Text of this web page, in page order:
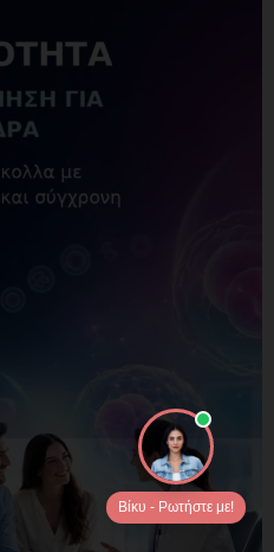
Βίκυ - Ρωτήστε με!